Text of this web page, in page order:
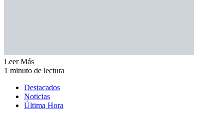
Leer Más
1 minuto de lectura
Destacados
Noticias
Última Hora